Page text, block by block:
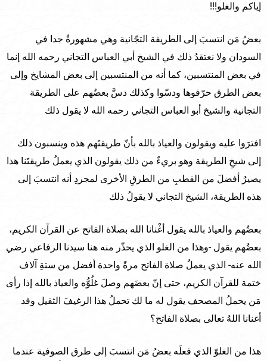
إياكم والغلو!!!
بعضُ مَن انتسبَ إلى الطريقة التجّانية وهي مشهورةٌ جدا في
السودان ولا نعتقدُ ذلك في الشيخ أبي العباس التجاني رحمه الله إنما
في بعض المنتسبين، كما أنه من المنتسبين إلى بعض المشايخ وإلى
بعض الطرق حرّفوها ودسّوا وكذلك دسَّ بعضُهم على الطريقة
التجانية والشيخ أبو العباس التجاني رحمه الله لا يقول ذلك
افترَوا عليه ويقولون والعياذ بالله بأنّ طريقتَهم هذه وينسبون ذلك
إلى شيخِ الطريقة وهو بريءٌ من ذلك يقولون الذي يعملُ طريقتَنا هذا
يصيرُ أفضلَ من القطبِ من الطرقِ الأخرى لمجردِ أنه انتسبَ إلى
هذه الطريقة، الشيخ التجاني لا يقولُ ذلك
بعضُهم والعياذ بالله يقول أغْنانا الله بصلاة الفاتح عن القرآن الكريم،
بعضُهم يقول -وهذا من الغلو الذي يحذّر منه هنا سيدنا الرفاعي رضي
الله عنه- الذي يعملُ صلاة الفاتح مرةً واحدة أفضل من ستةِ آلاف
ختمة للقرآن الكريم، حتى إنّ بعضَهم وصلَ غلُوُّه والعياذ بالله إذا رأى
مَن يحملُ المصحف يقول له ما لك تحملُ هذا الرغيفَ الثقيل وقد
أغنانا اللهُ تعالى بصلاة الفاتح؟
هذا من الغلوّ الذي فعلَه بعضُ مَن انتسبَ إلى طرق الصوفية عندما